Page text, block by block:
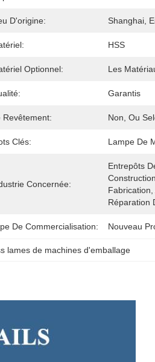
D'origine: Shanghai,
HSS
Optionnel: Les
Garantis
Revêtement: Non, Ou
Clés: Lampe De
Concernée:
Entrepôts
Réparation
De Commercialisation: Nouveau
lames de machines d'emballage